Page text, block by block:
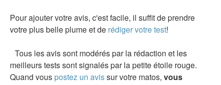
Pour ajouter votre avis, c'est facile, il suffit de prendre
votre plus belle plume et de rédiger votre test!
Tous les avis sont modérés par la rédaction et les
meilleurs tests sont signalés par la petite étoile rouge.
Quand vous postez un avissur votre matos, vous